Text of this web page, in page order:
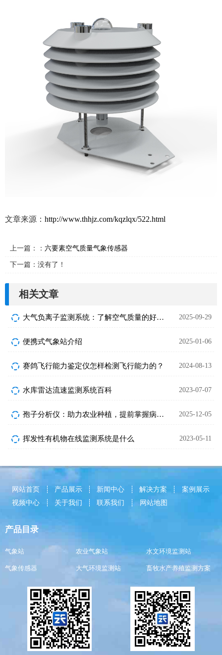
文章来源： http://www.thhjz.com/kqzlqx/522.html
上一篇：： 六要素空气质量气象传感器
下一篇：没有了！
相关文章
大气负离子监测系统：了解空气质量的好工具 2025-09-29
便携式气象站介绍 2025-01-06
赛鸽飞行能力鉴定仪怎样检测飞行能力的？ 2024-08-13
水库雷达流速监测系统百科 2023-07-07
孢子分析仪：助力农业种植，提前掌握病虫害相关孢子情况 2025-12-05
挥发性有机物在线监测系统是什么 2023-05-11
网站首页 产品展示 新闻中心 解决方案
案例展示
视频中心
关于我们 联系我们 网站地图
产品目录
气象站 农业气象站 水文环境监测站
气象传感器 大气环境监测站 畜牧水产养殖监测方案